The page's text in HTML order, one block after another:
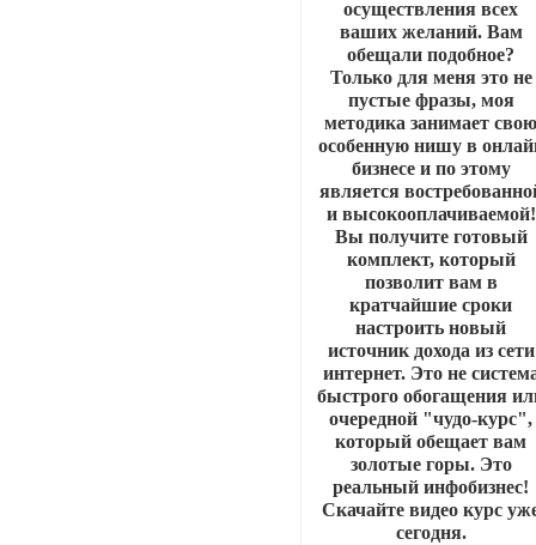
осуществления всех
ваших желаний. Вам
обещали подобное?
Только для меня это не
пустые фразы, моя
методика занимает
особенную нишу в
бизнесе и по этому
является
и высокооплачиваемой!
Вы получите готовый
комплект, который
позволит вам в
кратчайшие сроки
настроить новый
источник дохода из сети
интернет. Это не
быстрого обогащения
очередной "чудо-курс",
который обещает вам
золотые горы. Это
реальный инфобизнес!
Скачайте видео курс
сегодня.